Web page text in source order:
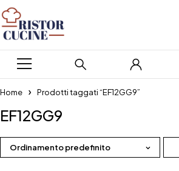
Home Prodotti taggati “EF12GG9”
EF12GG9
Ordinamento predefinito